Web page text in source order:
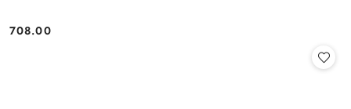
Cena:
708.00